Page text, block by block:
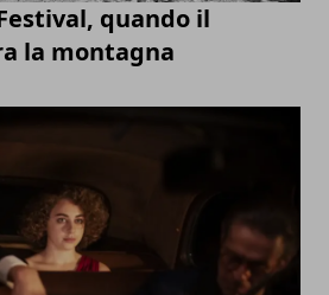
quando il
la montagna